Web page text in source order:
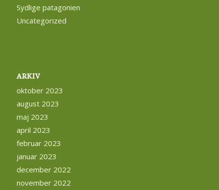
Sydlige patagonien
Uncategorized
ARKIV
oktober 2023
august 2023
maj 2023
april 2023
februar 2023
januar 2023
december 2022
november 2022